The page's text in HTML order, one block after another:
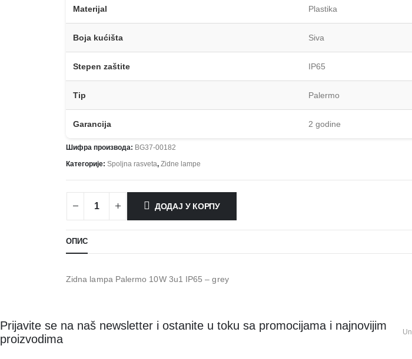
Materijal Plastika
Boja kućišta Siva
Stepen zaštite IP65
Tip Palermo
Garancija 2 godine
Шифра производа: BG37-00182
Категорије: Spoljna rasveta, Zidne lampe
ДОДАЈ У КОРПУ
ОПИС
Zidna lampa Palermo 10W 3u1 IP65 – grey
Prijavite se na naš newsletter i ostanite u toku sa promocijama i najnovijim
proizvodima